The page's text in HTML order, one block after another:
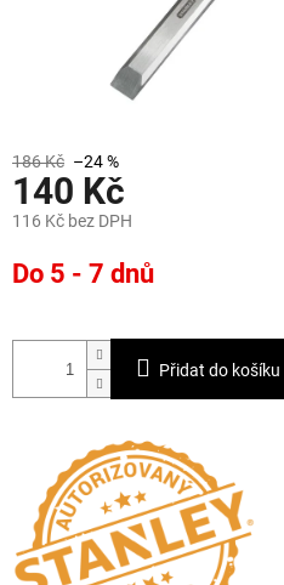
186 Kč –24 %
140 Kč
116 Kč bez DPH
cena:
Do 5 - 7 dnů
Přidat do košíku